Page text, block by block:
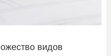
видов